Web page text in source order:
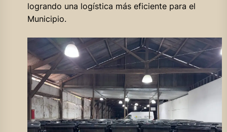
logrando una logística más eficiente para el
Municipio.